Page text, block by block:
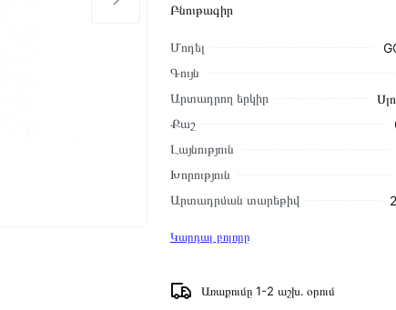
Բնութագիր
Մոդել
Գույն
Արտադրող երկիր
Քաշ
Լայնություն
Խորություն
Արտադրման տարեթիվ
Կարդալ բոլորը
Առաքումը 1-2 աշխ․ օրում